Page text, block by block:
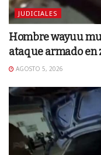
JUDICIALES
Hombre wayuu
ataque armado en
AGOSTO 5, 2026